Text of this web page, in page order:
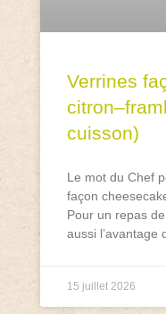
Verrines
cuisson)
Le mot du Chef
façon
Pour un repas
aussi l’avantage
15 juillet 2026